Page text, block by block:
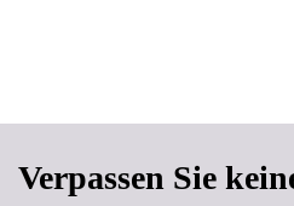
Verpassen Sie